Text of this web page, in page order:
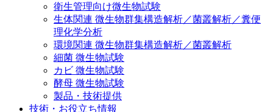
衛生管理向け微生物試験
生体関連 微生物群集構造解析／菌叢解析／糞便
理化学分析
環境関連 微生物群集構造解析／菌叢解析
細菌 微生物試験
カビ 微生物試験
酵母 微生物試験
製品・技術提供
技術・お役立ち情報